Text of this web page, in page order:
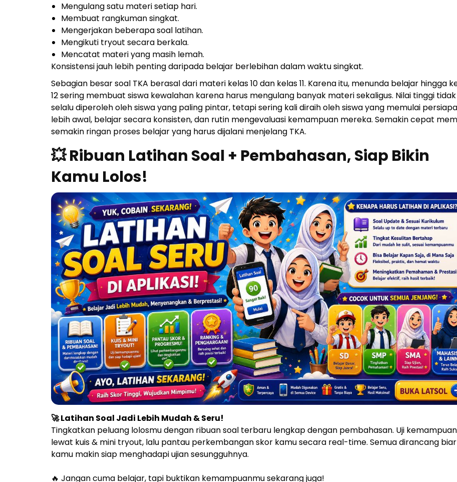
Mengulang satu materi setiap hari.
Membuat rangkuman singkat.
Mengerjakan beberapa soal latihan.
Mengikuti tryout secara berkala.
Mencatat materi yang masih lemah.
Konsistensi jauh lebih penting daripada belajar berlebihan dalam waktu singkat.
Sebagian besar soal TKA berasal dari materi kelas 10 dan kelas 11. Karena itu, menunda belajar hingga
12 sering membuat siswa kewalahan karena harus mengulang banyak materi sekaligus. Nilai tinggi tidak
selalu diperoleh oleh siswa yang paling pintar, tetapi sering kali diraih oleh siswa yang memulai
lebih awal, belajar secara konsisten, dan rutin mengevaluasi kemampuan mereka. Semakin cepat
semakin ringan proses belajar yang harus dijalani menjelang TKA.
💥 Ribuan Latihan Soal + Pembahasan, Siap Bikin
Kamu Lolos!
🚀 Latihan Soal Jadi Lebih Mudah & Seru!
Tingkatkan peluang lolosmu dengan ribuan soal terbaru lengkap dengan pembahasan. Uji kemampuan
lewat kuis & mini tryout, lalu pantau perkembangan skor kamu secara real-time. Semua dirancang biar
kamu makin siap menghadapi ujian sesungguhnya.
🔥 Jangan cuma belajar, tapi buktikan kemampuanmu sekarang juga!